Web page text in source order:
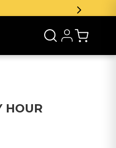
na sua primeira
HOUR